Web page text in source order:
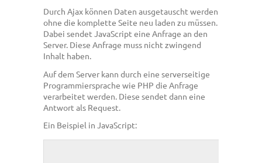
Durch Ajax können Daten ausgetauscht werden
ohne die komplette Seite neu laden zu müssen.
Dabei sendet JavaScript eine Anfrage an den
Server. Diese Anfrage muss nicht zwingend
Inhalt haben.
Auf dem Server kann durch eine serverseitige
Programmiersprache wie PHP die Anfrage
verarbeitet werden. Diese sendet dann eine
Antwort als Request.
Ein Beispiel in JavaScript: